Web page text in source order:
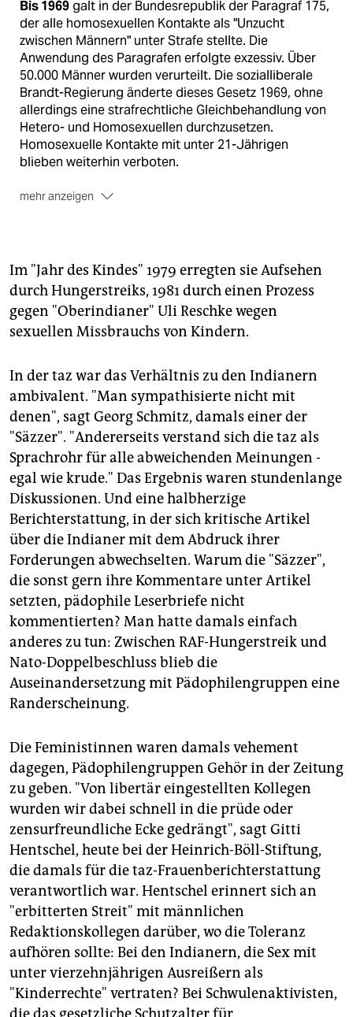
Bis 1969galt in der Bundesrepublik der Paragraf 175,
der alle homosexuellen Kontakte als "Unzucht
zwischen Männern" unter Strafe stellte. Die
Anwendung des Paragrafen erfolgte exzessiv. Über
50.000 Männer wurden verurteilt. Die sozialliberale
Brandt-Regierung änderte dieses Gesetz 1969, ohne
allerdings eine strafrechtliche Gleichbehandlung von
Hetero- und Homosexuellen durchzusetzen.
Homosexuelle Kontakte mit unter 21-Jährigen
blieben weiterhin verboten.
mehr anzeigen
Schutzalter bei homosexuellen Kontakten höher
angesetzt war als das generelle für heterosexuelle.
Die Schwulenbewegung sah darin eine
Diskriminierung.
novelliert wurden. Derzeit gilt, dass alle sexuellen
Handlungen mit unter 14-Jährigen als sexueller
Missbrauch bestraft werden. 2003 wurden 2.800
Personen deswegen verurteilt.(sr)
***********************
DIGITAZ-ABO
Abonnieren Sie die Digitaz und lesen Sie abends
schon die komplette taz von morgen. Direkt auf Ihrem
Computer. Einen Monat lang. Für nur 10 Euro.
Im "Jahr des Kindes" 1979 erregten sie Aufsehen
durch Hungerstreiks, 1981 durch einen Prozess
gegen "Oberindianer" Uli Reschke wegen
sexuellen Missbrauchs von Kindern.
In der taz war das Verhältnis zu den Indianern
ambivalent. "Man sympathisierte nicht mit
denen", sagt Georg Schmitz, damals einer der
"Säzzer". "Andererseits verstand sich die taz als
Sprachrohr für alle abweichenden Meinungen -
egal wie krude." Das Ergebnis waren stundenlange
Diskussionen. Und eine halbherzige
Berichterstattung, in der sich kritische Artikel
über die Indianer mit dem Abdruck ihrer
Forderungen abwechselten. Warum die "Säzzer",
die sonst gern ihre Kommentare unter Artikel
setzten, pädophile Leserbriefe nicht
kommentierten? Man hatte damals einfach
anderes zu tun: Zwischen RAF-Hungerstreik und
Nato-Doppelbeschluss blieb die
Auseinandersetzung mit Pädophilengruppen eine
Randerscheinung.
Die Feministinnen waren damals vehement
dagegen, Pädophilengruppen Gehör in der Zeitung
zu geben. "Von libertär eingestellten Kollegen
wurden wir dabei schnell in die prüde oder
zensurfreundliche Ecke gedrängt", sagt Gitti
Hentschel, heute bei der Heinrich-Böll-Stiftung,
die damals für die taz-Frauenberichterstattung
verantwortlich war. Hentschel erinnert sich an
"erbitterten Streit" mit männlichen
Redaktionskollegen darüber, wo die Toleranz
aufhören sollte: Bei den Indianern, die Sex mit
unter vierzehnjährigen Ausreißern als
"Kinderrechte" vertraten? Bei Schwulenaktivisten,